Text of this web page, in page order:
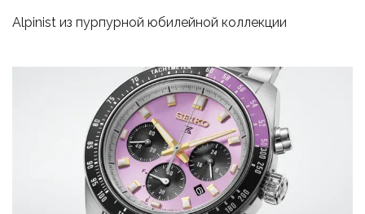
Alpinist из пурпурной юбилейной коллекции